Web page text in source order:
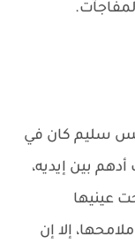
بس سليم كان في
بين إيديه،
عينيها
إلا إن